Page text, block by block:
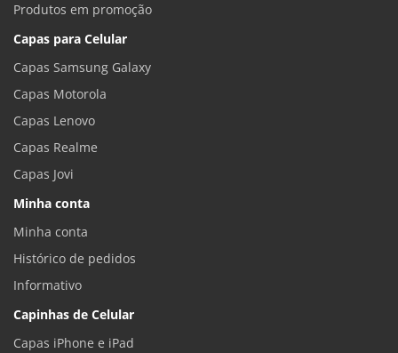
Produtos em promoção
Capas para Celular
Capas Samsung Galaxy
Capas Motorola
Capas Lenovo
Capas Realme
Capas Jovi
Minha conta
Minha conta
Histórico de pedidos
Informativo
Capinhas de Celular
Capas iPhone e iPad